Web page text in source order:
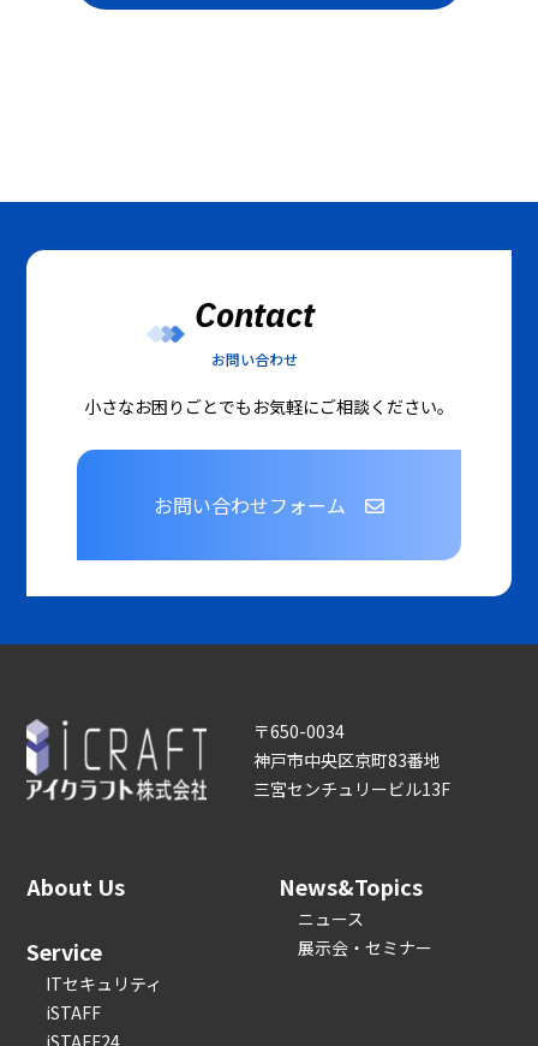
Contact
お問い合わせ
小さなお困りごとでもお気軽にご相談ください。
お問い合わせフォーム
〒650-0034
神戸市中央区京町83番地
三宮センチュリービル13F
About Us
Service
ITセキュリティ
iSTAFF
News&Topics
ニュース
展示会・セミナー